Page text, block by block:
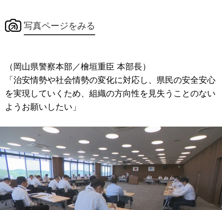
写真ページをみる
（岡山県警察本部／檜垣重臣 本部長）
「治安情勢や社会情勢の変化に対応し、県民の安全安心
を実現していくため、組織の方向性を見失うことのない
ようお願いしたい」